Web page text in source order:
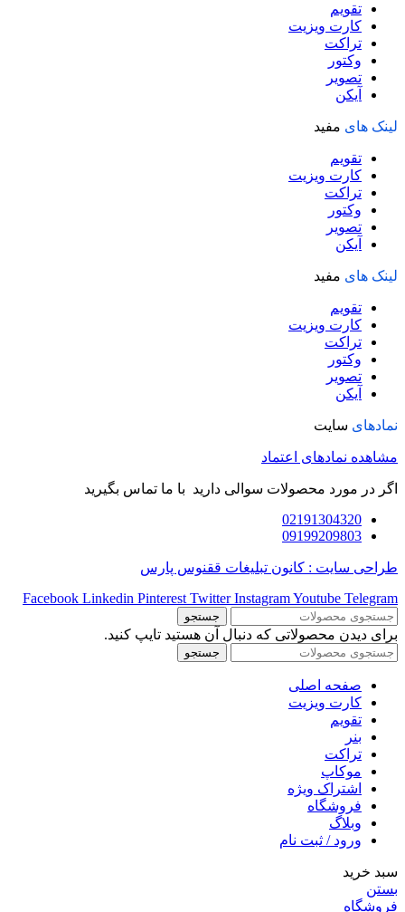
تقویم
کارت ویزیت
تراکت
وکتور
تصویر
آیکن
لینک های مفید
تقویم
کارت ویزیت
تراکت
وکتور
تصویر
آیکن
لینک های مفید
تقویم
کارت ویزیت
تراکت
وکتور
تصویر
آیکن
نمادهای سایت
مشاهده نمادهای اعتماد
اگر در مورد محصولات سوالی دارید با ما تماس بگیرید
02191304320
09199209803
طراحی سایت : کانون تبلیغات ققنوس پارس
Facebook Linkedin Pinterest Twitter InstagramYoutube Telegram
جستجو
برای دیدن محصولاتی که دنبال آن هستید تایپ کنید.
جستجو
صفحه اصلی
کارت ویزیت
تقویم
بنر
تراکت
موکاپ
اشتراک ویژه
فروشگاه
وبلاگ
ورود / ثبت نام
سبد خرید
بستن
فروشگاه